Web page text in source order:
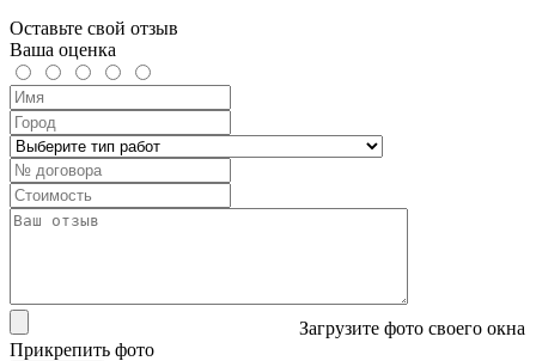
Оставьте свой отзыв
Ваша оценка
Загрузите фото своего окна
Прикрепить фото